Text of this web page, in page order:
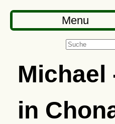
Menu
Michael
in